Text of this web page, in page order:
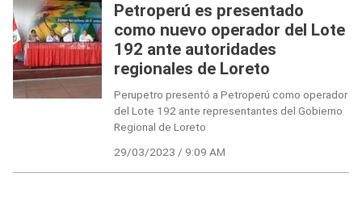
Petroperú es presentado
como nuevo operador del Lote
192 ante autoridades
regionales de Loreto
Perupetro presentó a Petroperú como operador
del Lote 192 ante representantes del Gobierno
Regional de Loreto
29/03/2023 / 9:09 AM